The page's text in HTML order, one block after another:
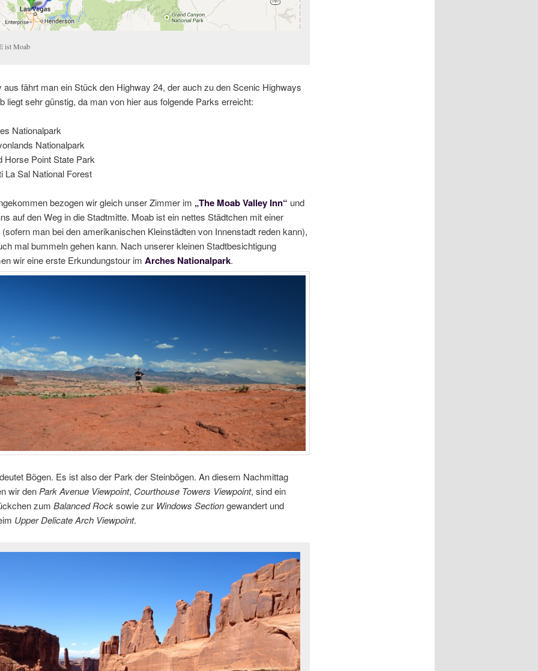
ist Moab
aus fährt man ein Stück den Highway 24, der auch zu den Scenic Highways
liegt sehr günstig, da man von hier aus folgende Parks erreicht:
Nationalpark
Nationalpark
Horse Point State Park
La Sal National Forest
bezogen wir gleich unser Zimmer im „The Moab Valley Inn“ und
auf den Weg in die Stadtmitte. Moab ist ein nettes Städtchen mit einer
man bei den amerikanischen Kleinstädten von Innenstadt reden kann),
mal bummeln gehen kann. Nach unserer kleinen Stadtbesichtigung
wir eine erste Erkundungstour im Arches Nationalpark.
Bögen. Es ist also der Park der Steinbögen. An diesem Nachmittag
wir den Park Avenue Viewpoint, Courthouse Towers Viewpoint, sind ein
zum Balanced Rocksowie zur Windows Sectiongewandert und
Upper Delicate Arch Viewpoint.